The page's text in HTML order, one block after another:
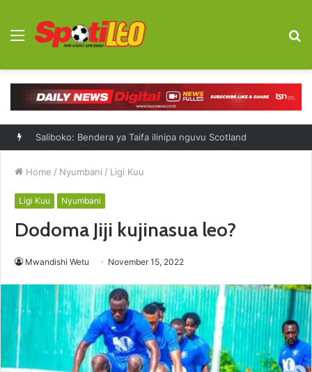
Menu
Kagere, Okwi kuipa mvuto Simba Day 2026
Home / Nyumbani / Ligi Kuu
Ligi Kuu Nyumbani
Dodoma Jiji kujinasua leo?
Mwandishi Wetu November 15, 2022